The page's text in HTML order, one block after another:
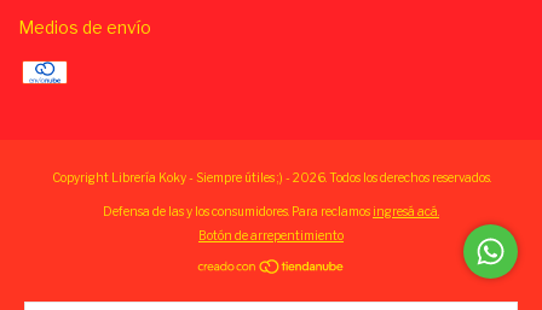
Medios de envío
Copyright Librería Koky - Siempre útiles ;) - 2026. Todos los derechos reservados.
Defensa de las y los consumidores. Para reclamos ingresá acá.
Botón de arrepentimiento